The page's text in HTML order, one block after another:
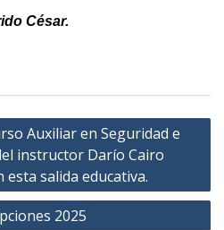
César.
Auxiliar en Seguridad e
instructor Darío Cairo
salida educativa.
2025